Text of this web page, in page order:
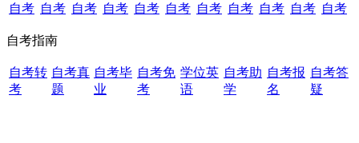
自考 自考 自考 自考 自考 自考 自考 自考 自考 自考 自考
自考指南
自考转
考
自考真
题
自考毕
业
自考免
考
学位英
语
自考助
学
自考报
名
自考答
疑